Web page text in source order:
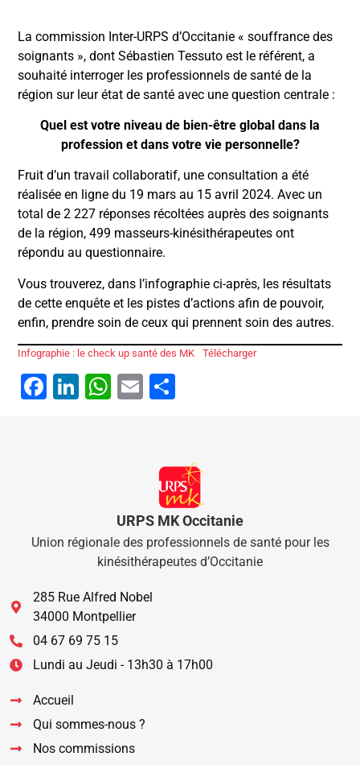
La commission Inter-URPS d’Occitanie « souffrance des
soignants », dont Sébastien Tessuto est le référent, a
souhaité interroger les professionnels de santé de la
région sur leur état de santé avec une question centrale :
Quel est votre niveau de bien-être global dans la
profession et dans votre vie personnelle?
Fruit d’un travail collaboratif, une consultation a été
réalisée en ligne du 19 mars au 15 avril 2024. Avec un
total de 2 227 réponses récoltées auprès des soignants
de la région, 499 masseurs-kinésithérapeutes ont
répondu au questionnaire.
Vous trouverez, dans l’infographie ci-après, les résultats
de cette enquête et les pistes d’actions afin de pouvoir,
enfin, prendre soin de ceux qui prennent soin des autres.
Infographie : le check up santé des MK Télécharger
Facebook
LinkedIn
WhatsApp
Email
URPS MK Occitanie
Union régionale des professionnels de santé pour les
kinésithérapeutes d’Occitanie
285 Rue Alfred Nobel
34000 Montpellier
04 67 69 75 15
Lundi au Jeudi - 13h30 à 17h00
Accueil
Qui sommes-nous ?
Nos commissions